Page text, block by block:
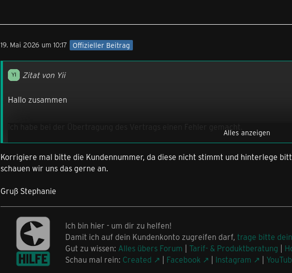
19. Mai 2026 um 10:17 Offizieller Beitrag
Zitat von Yii
Hallo zusammen
Dadurch wurde die Partnerkarte deaktiviert, was zu einer höheren
Meine Frage ist, wie ich den ursprünglichen Zustand wiederherstellen kann.
Ich möchte die Partnerkartenverbindung zwischen Eltern und Kind
Muss ich den Vertrag erst kündigen und dann neu abschließen?
Alles anzeigen
Korrigiere mal bitte die Kundennummer, da diese nicht stimmt und hinterlege
schauen wir uns das gerne an.
Gruß Stephanie
Ich bin hier - um dir zu helfen!
Damit ich auf dein Kundenkonto zugreifen darf, trage bitte
Gut zu wissen: Alles übers Forum | Tarif- & Produktberatung |
Schau mal rein: Created | Facebook | Instagram |